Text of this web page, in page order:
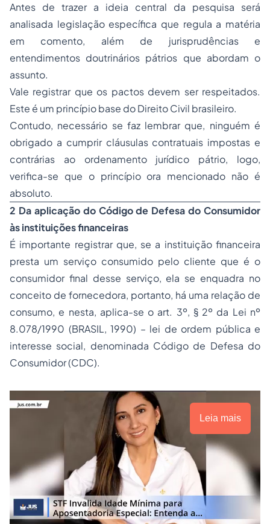
Antes de trazer a ideia central da pesquisa será
analisada legislação específica que regula a matéria
em comento, além de jurisprudências e
entendimentos doutrinários pátrios que abordam o
assunto.
Vale registrar que os pactos devem ser respeitados.
Este é um princípio base doDireito Civil brasileiro.
Contudo, necessário se faz lembrar que, ninguém é
obrigado a cumprir cláusulas contratuais impostas e
contrárias ao ordenamento jurídico pátrio, logo,
verifica-se que o princípio ora mencionado não é
absoluto.
2 Da aplicação do Código de Defesa do Consumidor
às instituições financeiras
É importante registrar que, se a instituição financeira
presta um serviço consumido pelo cliente que é o
consumidor final desse serviço, ela se enquadra no
conceito de fornecedora, portanto, há uma relação de
consumo, e nesta, aplica-se o art. 3º, § 2º da Lei nº
8.078/1990 (BRASIL, 1990) – lei de ordem pública e
interesse social, denominada Código de Defesa do
Consumidor (CDC).
Leia mais